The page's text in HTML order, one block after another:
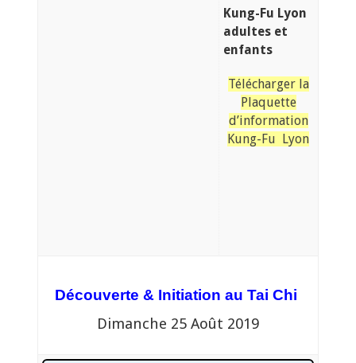
Kung-Fu Lyon
adultes et
enfants
Télécharger la
Plaquette
d’information
Kung-Fu Lyon
Découverte & Initiation au Tai Chi
Dimanche 25 Août 2019